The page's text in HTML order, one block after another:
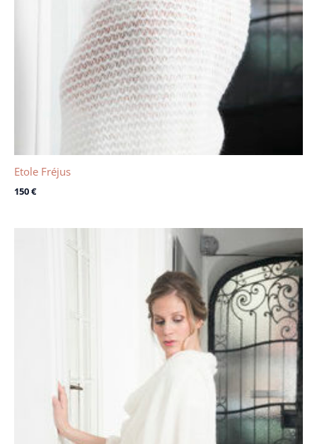
Etole Fréjus
150€